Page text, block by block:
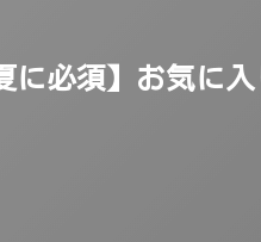
に必須】お気に